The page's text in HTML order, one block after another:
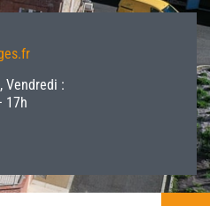
Vendredi :
17h